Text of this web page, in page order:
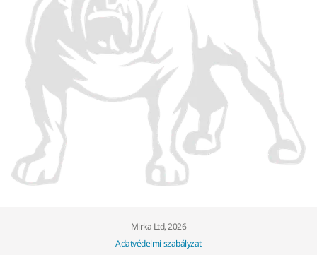
Mirka Ltd, 2026
Adatvédelmi szabályzat